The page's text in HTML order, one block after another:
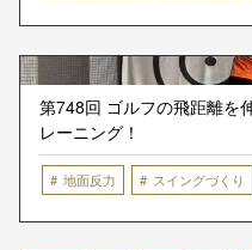
第748回 ゴルフの飛距離を
レーニング！
地面反力 スイングづくり